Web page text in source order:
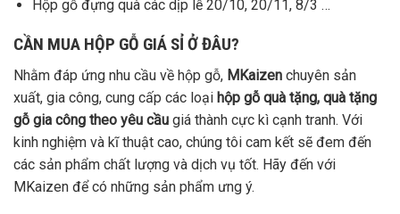
Hộp gỗ đựng quà các dịp lễ 20/10, 20/11, 8/3 …
CẦN MUA HỘP GỖ GIÁ SỈ Ở ĐÂU?
Nhằm đáp ứng nhu cầu về hộp gỗ, MKaizen chuyên sản
xuất, gia công, cung cấp các loại hộp gỗ quà tặng, quà tặng
gỗ gia công theo yêu cầu giá thành cực kì cạnh tranh. Với
kinh nghiệm và kĩ thuật cao, chúng tôi cam kết sẽ đem đến
các sản phẩm chất lượng và dịch vụ tốt. Hãy đến với
MKaizen để có những sản phẩm ưng ý.